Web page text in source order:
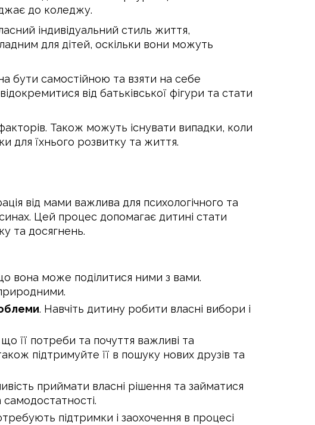
до коледжу.
індивідуальний стиль життя,
для дітей, оскільки вони можуть
бути самостійною та взяти на себе
від батьківської фігури та стати
Також можуть існувати випадки, коли
для їхнього розвитку та життя.
від мами важлива для психологічного та
Цей процес допомагає дитині стати
та досягнень.
вона може поділитися ними з вами.
. Навчіть дитину робити власні вибори і
її потреби та почуття важливі та
підтримуйте її в пошуку нових друзів та
приймати власні рішення та займатися
підтримки і заохочення в процесі